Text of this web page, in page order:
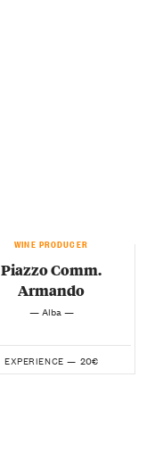
WINE PRODUCER
Piazzo Comm.
Armando
— Alba —
EXPERIENCE — 20€